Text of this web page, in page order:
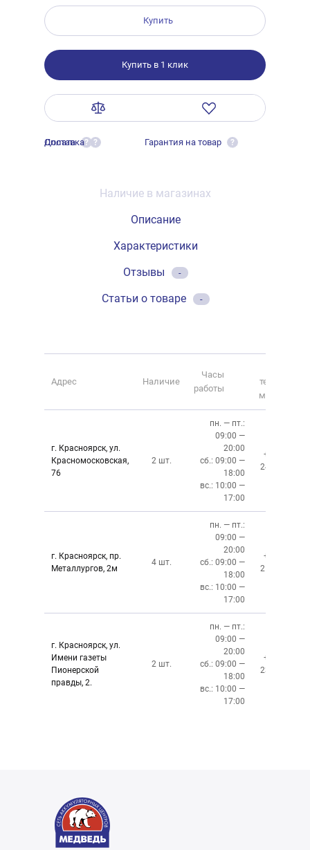
Купить
Купить в 1 клик
Оплата ?
Доставка ? Гарантия на товар ?
Наличие в магазинах
Описание
Характеристики
Отзывы
-
Статьи о товаре -
Адрес Наличие
Часы
работы
телефона
магазина
г. Красноярск, ул.
Красномосковская,
76
2 шт.
пн. — пт.:
09:00 —
20:00
сб.: 09:00 —
18:00
вс.: 10:00 —
17:00
+7 (391)
243-83-01
г. Красноярск, пр.
Металлургов, 2м
4 шт.
пн. — пт.:
09:00 —
20:00
сб.: 09:00 —
18:00
вс.: 10:00 —
17:00
+7 (391)
212-87-27
г. Красноярск, ул.
Имени газеты
Пионерской
правды, 2.
2 шт.
пн. — пт.:
09:00 —
20:00
сб.: 09:00 —
18:00
вс.: 10:00 —
17:00
+7 (391)
237-34-34